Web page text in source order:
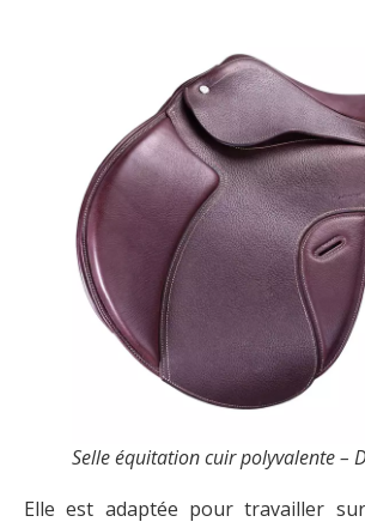
Selle équitation cuir polyvalente –
Elle est adaptée pour travailler